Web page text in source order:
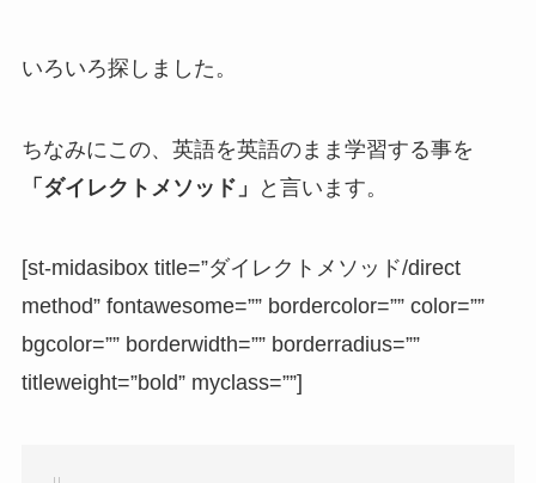
いろいろ探しました。
ちなみにこの、英語を英語のまま学習する事を
「ダイレクトメソッド」
と言います。
[st-midasibox title=”ダイレクトメソッド/direct
method” fontawesome=”” bordercolor=”” color=””
bgcolor=”” borderwidth=”” borderradius=””
titleweight=”bold” myclass=””]